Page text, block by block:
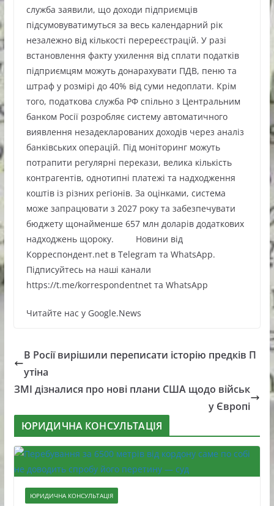
служба заявили, що доходи підприємців
підсумовуватимуться за весь календарний рік
незалежно від кількості перереєстрацій. У разі
встановлення факту ухилення від сплати податків
підприємцям можуть донарахувати ПДВ, пеню та
штраф у розмірі до 40% від суми недоплати. Крім
того, податкова служба РФ спільно з Центральним
банком Росії розробляє систему автоматичного
виявлення незадекларованих доходів через аналіз
банківських операцій. Під моніторинг можуть
потрапити регулярні перекази, велика кількість
контрагентів, однотипні платежі та надходження
коштів із різних регіонів. За оцінками, система
може запрацювати з 2027 року та забезпечувати
бюджету щонайменше 657 млн доларів додаткових
надходжень щороку. Новини від
Корреспондент.net в Telegram та WhatsApp.
Підписуйтесь на наші канали
https://t.me/korrespondentnet та WhatsApp
Читайте нас у Google.News
В Росії вирішили переписати історію предків П
утіна
ЗМІ дізналися про нові плани США щодо військ
у Європі
ЮРИДИЧНА КОНСУЛЬТАЦІЯ
ЮРИДИЧНА КОНСУЛЬТАЦІЯ